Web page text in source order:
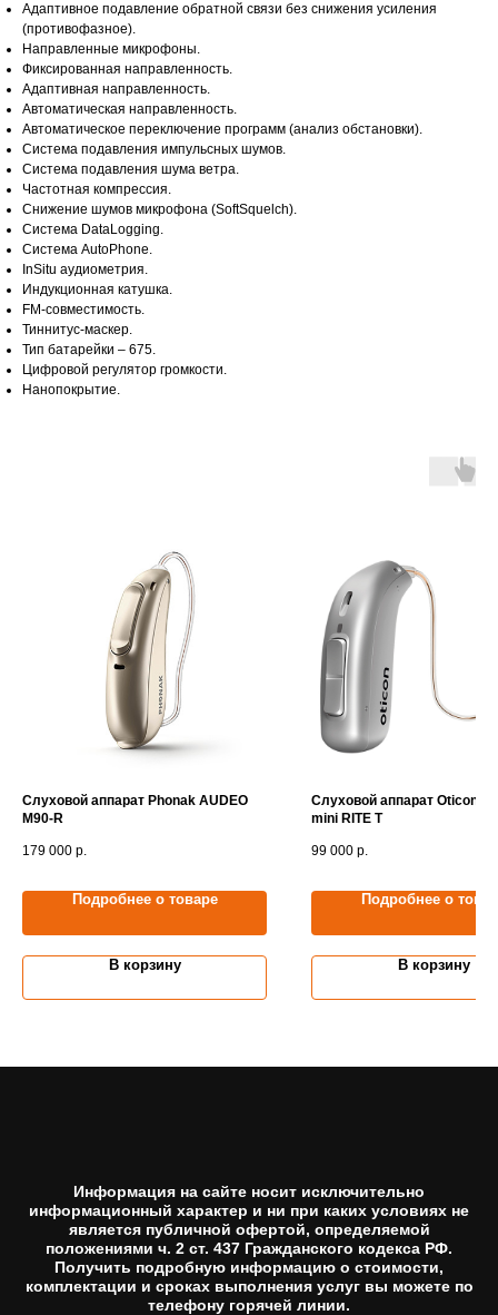
Адаптивное подавление обратной связи без снижения усиления
(противофазное).
Направленные микрофоны.
Фиксированная направленность.
Адаптивная направленность.
Автоматическая направленность.
Автоматическое переключение программ (анализ обстановки).
Система подавления импульсных шумов.
Система подавления шума ветра.
Частотная компрессия.
Снижение шумов микрофона (SoftSquelch).
Система DataLogging.
Система AutoPhone.
InSitu аудиометрия.
Индукционная катушка.
FM-совместимость.
Тиннитус-маскер.
Тип батарейки – 675.
Цифровой регулятор громкости.
Нанопокрытие.
Слуховой аппарат Phonak AUDEO
M90-R
179 000 р.
Подробнее о товаре
В корзину
Слуховой аппарат Oticon
mini RITE T
99 000 р.
Подробнее о
В корзину
Информация на сайте носит исключительно
информационный характер и ни при каких условиях не
является публичной офертой, определяемой
положениями ч. 2 ст. 437 Гражданского кодекса РФ.
Получить подробную информацию о стоимости,
комплектации и сроках выполнения услуг вы можете по
телефону горячей линии.